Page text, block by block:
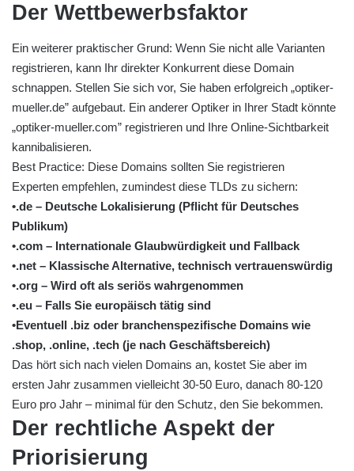
Der Wettbewerbsfaktor
Ein weiterer praktischer Grund: Wenn Sie nicht alle Varianten
registrieren, kann Ihr direkter Konkurrent diese Domain
schnappen. Stellen Sie sich vor, Sie haben erfolgreich „optiker-
mueller.de” aufgebaut. Ein anderer Optiker in Ihrer Stadt könnte
„optiker-mueller.com” registrieren und Ihre Online-Sichtbarkeit
kannibalisieren.
Best Practice: Diese Domains sollten Sie registrieren
Experten empfehlen, zumindest diese TLDs zu sichern:
•.de – Deutsche Lokalisierung (Pflicht für Deutsches
Publikum)
•.com – Internationale Glaubwürdigkeit und Fallback
•.net – Klassische Alternative, technisch vertrauenswürdig
•.org – Wird oft als seriös wahrgenommen
•.eu – Falls Sie europäisch tätig sind
•Eventuell .biz oder branchenspezifische Domains wie
.shop, .online, .tech (je nach Geschäftsbereich)
Das hört sich nach vielen Domains an, kostet Sie aber im
ersten Jahr zusammen vielleicht 30-50 Euro, danach 80-120
Euro pro Jahr – minimal für den Schutz, den Sie bekommen.
Der rechtliche Aspekt der
Priorisierung